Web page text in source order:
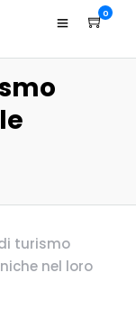
0
turismo
nel loro